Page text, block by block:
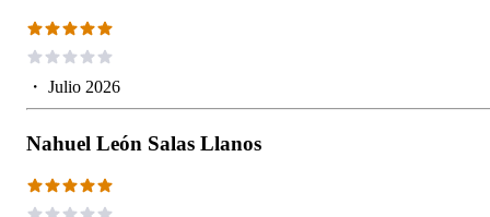
・ Julio 2026
Nahuel León Salas Llanos